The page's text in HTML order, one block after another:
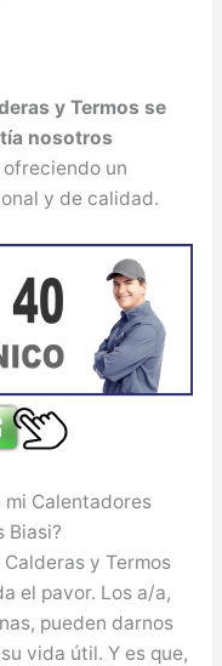
y Termos se
nosotros
ofreciendo un
y de calidad.
mi Calentadores
Biasi?
y Termos
el pavor. Los a/a,
pueden darnos
vida útil. Y es que,